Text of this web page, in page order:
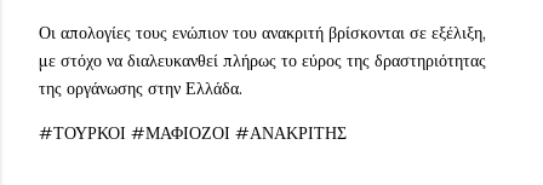
Οι απολογίες τους ενώπιον του ανακριτή βρίσκονται σε εξέλιξη,
με στόχο να διαλευκανθεί πλήρως το εύρος της δραστηριότητας
της οργάνωσης στην Ελλάδα.
#ΤΟΥΡΚΟΙ #ΜΑΦΙΟΖΟΙ #ΑΝΑΚΡΙΤΗΣ